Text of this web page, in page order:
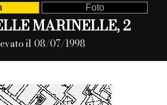
Foto
MARINELLE, 2
il 08/07/1998